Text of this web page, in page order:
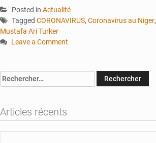
Posted in Actualité
Tagged CORONAVIRUS, Coronavirus au Niger,
Mustafa Ari Turker
Leave a Comment
Turquie
Niger
Rechercher :
Articles récents